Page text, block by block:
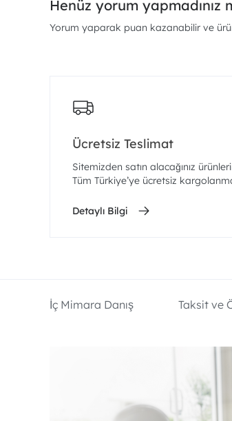
Henüz yorum yapmadınız
Yorum yaparak puan kazanabilir ve
Ücretsiz Teslimat
Sitemizden satın alacağınız
Tüm Türkiye’ye ücretsiz
Detaylı Bilgi
İç Mimara Danış Taksit ve